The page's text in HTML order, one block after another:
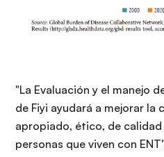
"La Evaluación y el manejo
de Fiyi ayudará a mejorar
apropiado, ético, de
personas que viven con